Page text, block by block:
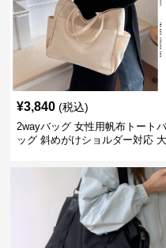
¥3,840 (税込)
2wayバッグ 女性用帆布トート
ッグ 斜めがけショルダー対応 大